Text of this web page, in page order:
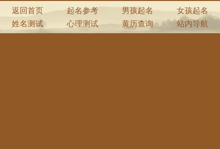
返回首页 起名参考 男孩起名
女孩起名
姓名测试
心理测试 黄历查询 站内导航